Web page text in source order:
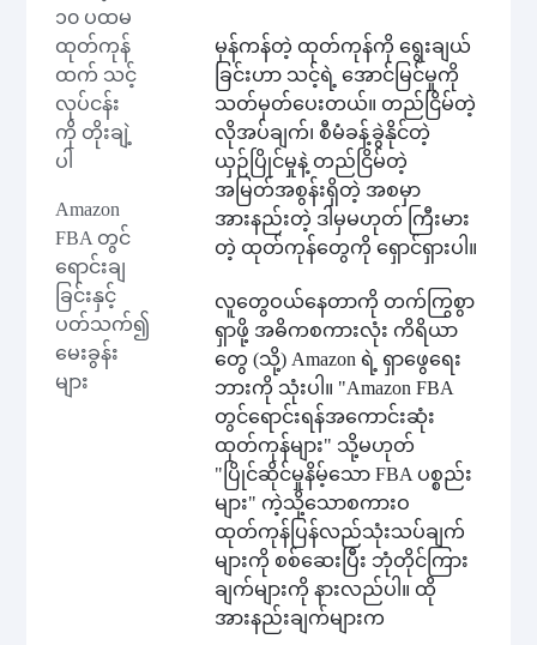
၁၀ ပထမ
ထုတ်ကုန်
ထက် သင့်
လုပ်ငန်း
ကို တိုးချဲ့
ပါ
Amazon
FBA တွင်
ရောင်းချ
ခြင်းနှင့်
ပတ်သက်၍
မေးခွန်း
များ
မှန်ကန်တဲ့ ထုတ်ကုန်ကို ရွေးချယ်
ခြင်းဟာ သင့်ရဲ့ အောင်မြင်မှုကို
သတ်မှတ်ပေးတယ်။ တည်ငြိမ်တဲ့
လိုအပ်ချက်၊ စီမံခန့်ခွဲနိုင်တဲ့
ယှဉ်ပြိုင်မှုနဲ့ တည်ငြိမ်တဲ့
အမြတ်အစွန်းရှိတဲ့ အစမှာ
အားနည်းတဲ့ ဒါမှမဟုတ် ကြီးမား
တဲ့ ထုတ်ကုန်တွေကို ရှောင်ရှားပါ။
လူတွေဝယ်နေတာကို တက်ကြွစွာ
ရှာဖို့ အဓိကစကားလုံး ကိရိယာ
တွေ (သို့) Amazon ရဲ့ ရှာဖွေရေး
ဘားကို သုံးပါ။ "Amazon FBA
တွင်ရောင်းရန်အကောင်းဆုံး
ထုတ်ကုန်များ" သို့မဟုတ်
"ပြိုင်ဆိုင်မှုနိမ့်သော FBA ပစ္စည်း
များ" ကဲ့သို့သောစကားဝ
ထုတ်ကုန်ပြန်လည်သုံးသပ်ချက်
များကို စစ်ဆေးပြီး ဘုံတိုင်ကြား
ချက်များကို နားလည်ပါ။ ထို
အားနည်းချက်များက